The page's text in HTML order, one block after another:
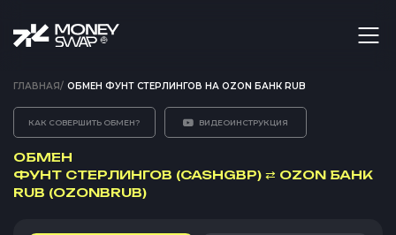
ГЛАВНАЯ/ ОБМЕН ФУНТ СТЕРЛИНГОВ НА OZON БАНК RUB
КАК СОВЕРШИТЬ ОБМЕН? ВИДЕОИНСТРУКЦИЯ
ОБМЕН
ФУНТ СТЕРЛИНГОВ (CASHGBP) ⇄ OZON БАНК
RUB (OZONBRUB)